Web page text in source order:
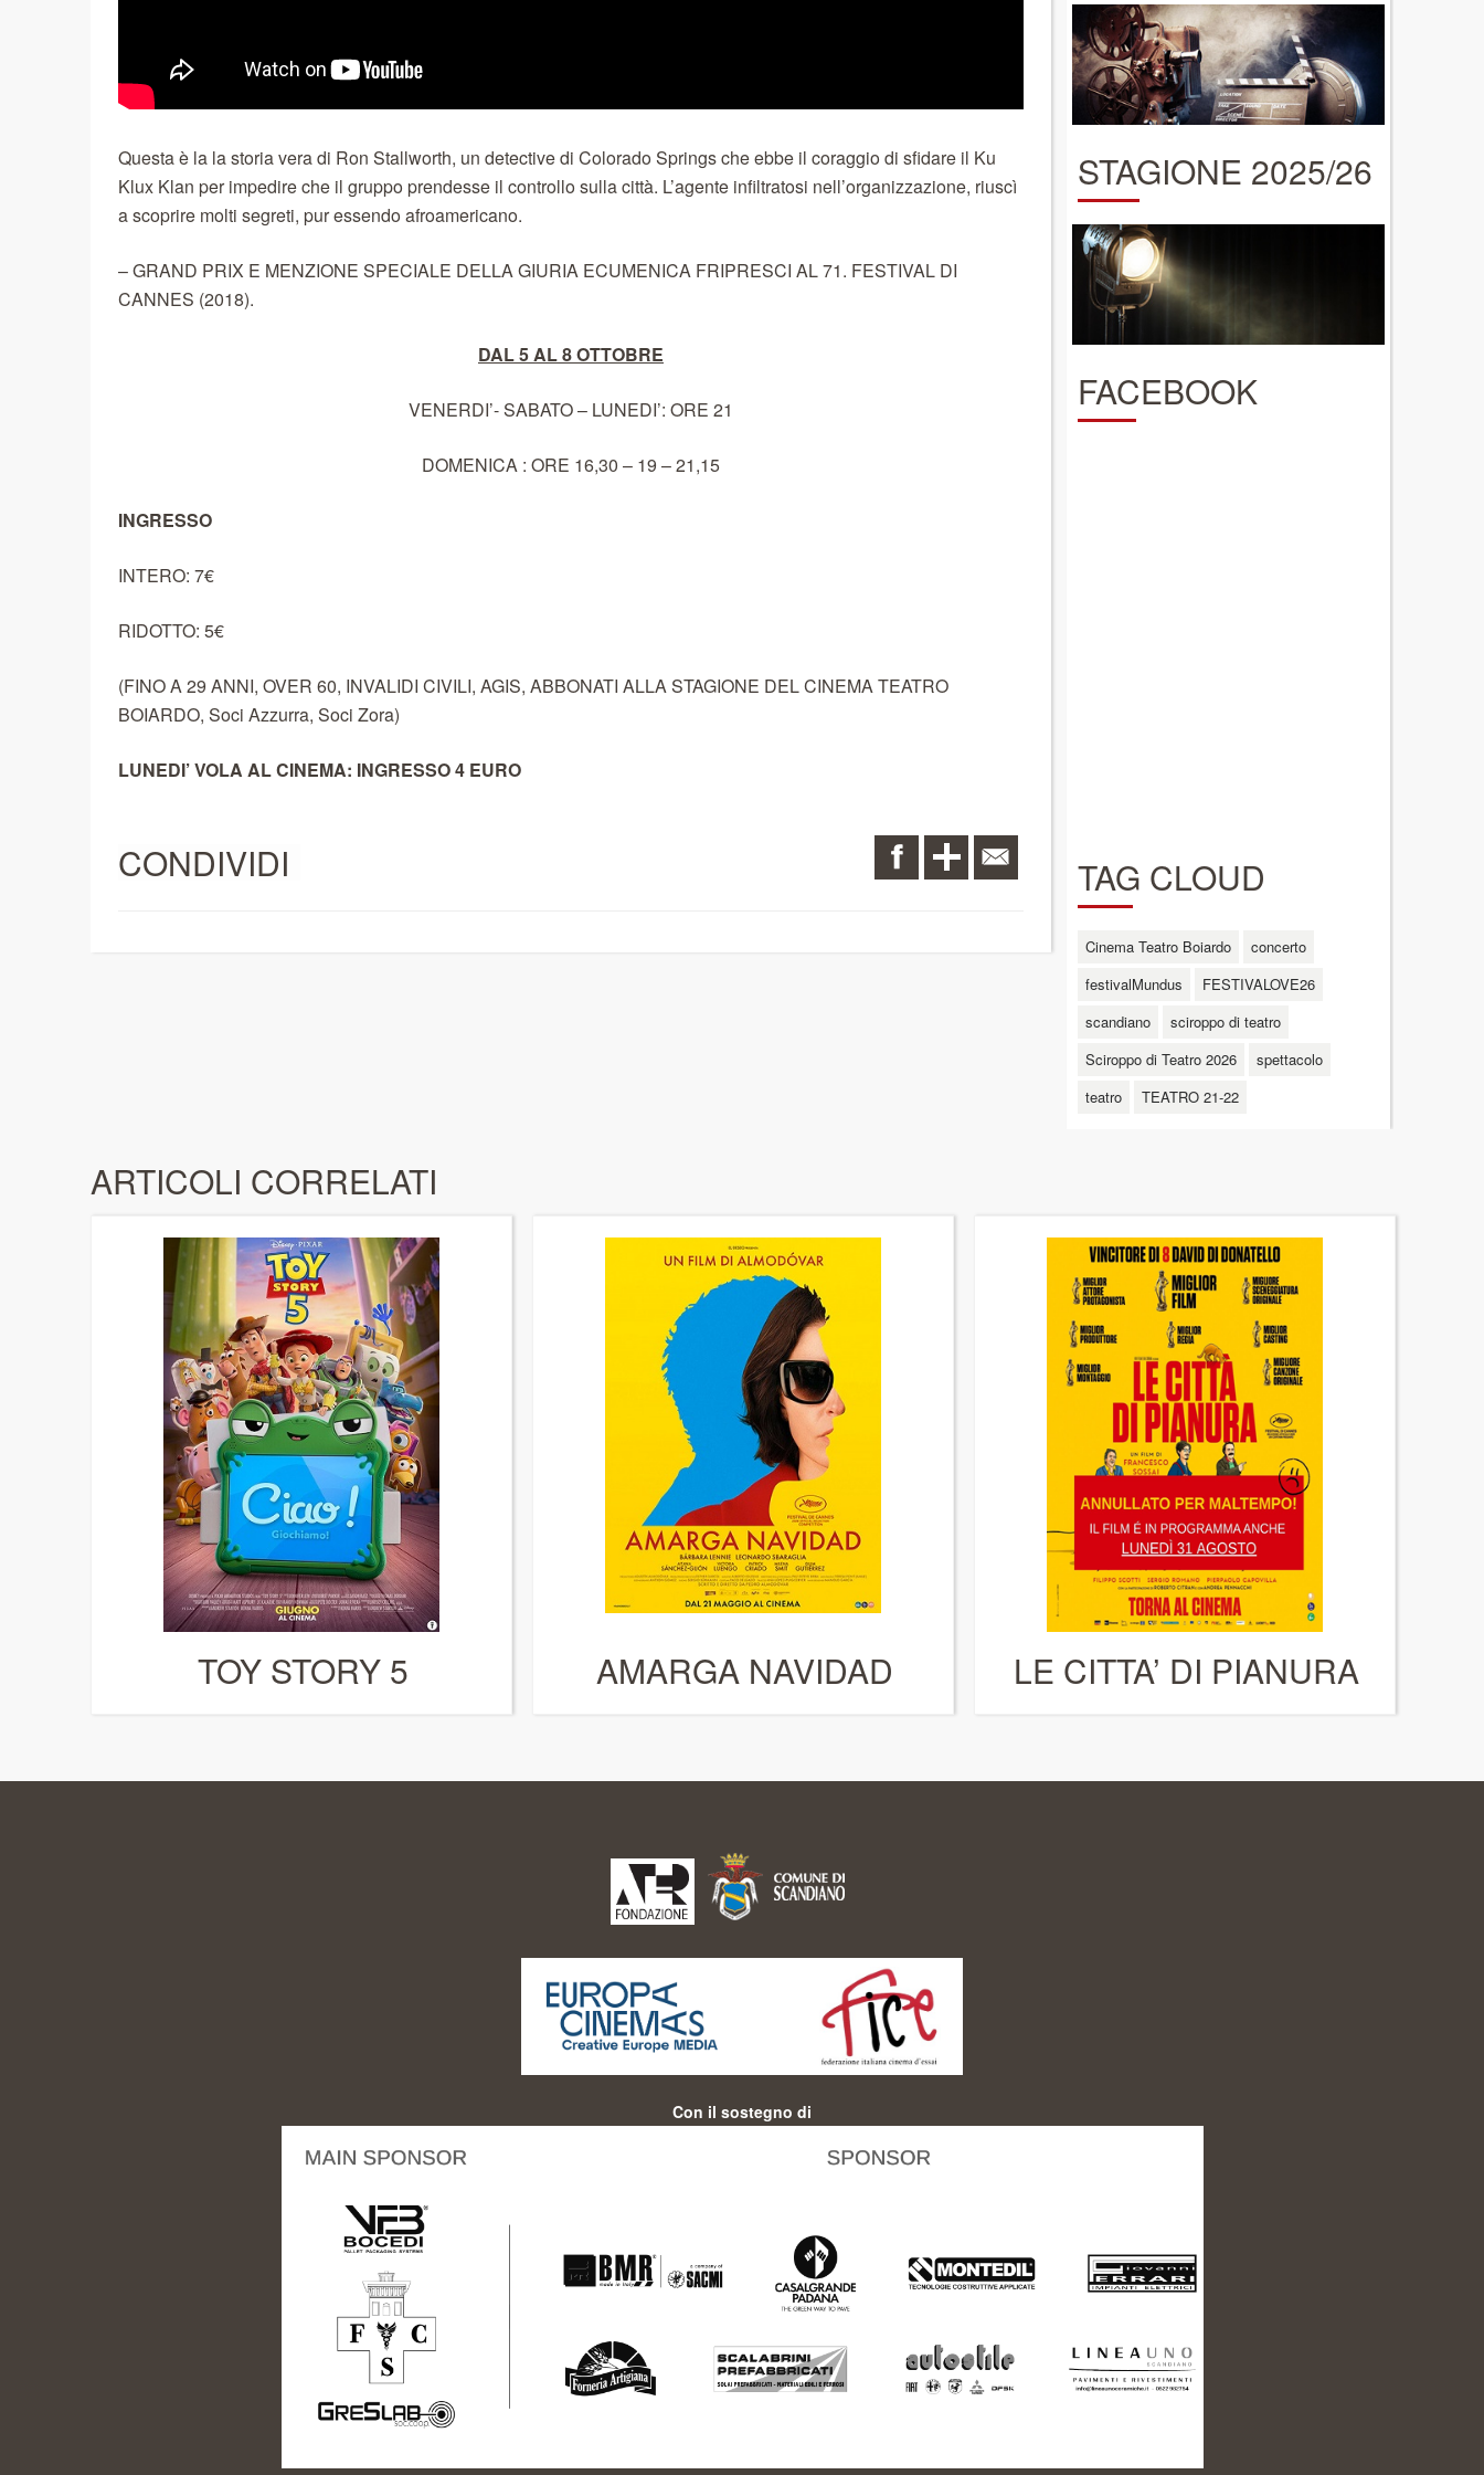
Questa è la la storia vera di Ron Stallworth, un detective di Colorado Springs che ebbe il coraggio di sfidare il Ku
Klux Klan per impedire che il gruppo prendesse il controllo sulla città. L’agente infiltratosi nell’organizzazione, riuscì
a scoprire molti segreti, pur essendo afroamericano.
– GRAND PRIX E MENZIONE SPECIALE DELLA GIURIA ECUMENICA FRIPRESCI AL 71. FESTIVAL DI
CANNES (2018).
DAL 5 AL 8 OTTOBRE
VENERDI’- SABATO – LUNEDI’: ORE 21
DOMENICA : ORE 16,30 – 19 – 21,15
INGRESSO
INTERO: 7€
RIDOTTO: 5€
(FINO A 29 ANNI, OVER 60, INVALIDI CIVILI, AGIS, ABBONATI ALLA STAGIONE DEL CINEMA TEATRO
BOIARDO, Soci Azzurra, Soci Zora)
LUNEDI’ VOLA AL CINEMA: INGRESSO 4 EURO
CONDIVIDI
STAGIONE 2025/26
FACEBOOK
TAG CLOUD
Cinema Teatro Boiardo
concerto
festivalMundus
FESTIVALOVE26
scandiano
sciroppo di teatro
Sciroppo di Teatro 2026
spettacolo
teatro
TEATRO 21-22
ARTICOLI CORRELATI
TOY STORY 5 AMARGA NAVIDAD LE CITTA’ DI PIANURA
Con il sostegno di